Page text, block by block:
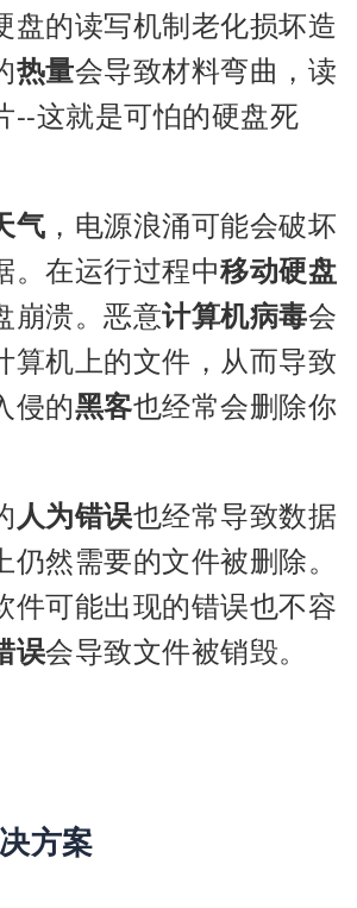
盘的读写机制老化损坏造
热量会导致材料弯曲，读
--这就是可怕的硬盘死
气 ，电源浪涌可能会破坏
。在运行过程中移动硬盘
崩溃。恶意计算机病毒会
算机上的文件，从而导致
侵的黑客也经常会删除你
人为错误也经常导致数据
然需要的文件被删除。
件可能出现的错误也不容
误会导致文件被销毁。
方案